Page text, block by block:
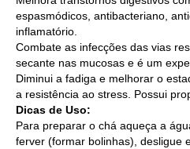
espasmódicos, antibacteriano,
inflamatório.
Combate as infecções das vias
secante nas mucosas e é um
Diminui a fadiga e melhorar o
a resistência ao stress. Possui
Dicas de Uso:
Para preparar o chá aqueça a
ferver (formar bolinhas), desligue